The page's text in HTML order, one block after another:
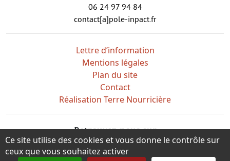
06 24 97 94 84
contact[a]pole-inpact.fr
Lettre d’information
Mentions légales
Plan du site
Contact
Réalisation Terre Nourricière
Retrouvez-nous sur
Ce site utilise des cookies et vous donne le contrôle sur
ceux que vous souhaitez activer